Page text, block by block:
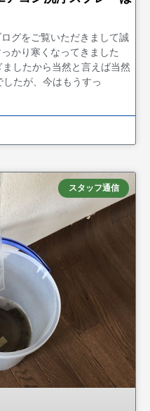
グをご覧いただきまして誠
かり寒くなってきました
したから当然と言えば当然
たが、今はもうすっ
スタッフ通信